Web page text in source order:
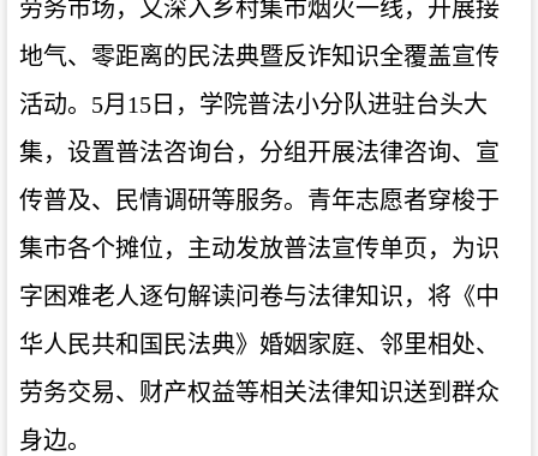
劳务市场，又深入乡村集市烟火一线，开展接
地气、零距离的民法典暨反诈知识全覆盖宣传
活动。 5月15日，学院普法小分队进驻台头大
集，设置普法咨询台，分组开展法律咨询、宣
传普及、民情调研等服务。青年志愿者穿梭于
集市各个摊位，主动发放普法宣传单页，为识
字困难老人逐句解读问卷与法律知识，将《中
华人民共和国民法典》婚姻家庭、邻里相处、
劳务交易、财产权益等相关法律知识送到群众
身边。